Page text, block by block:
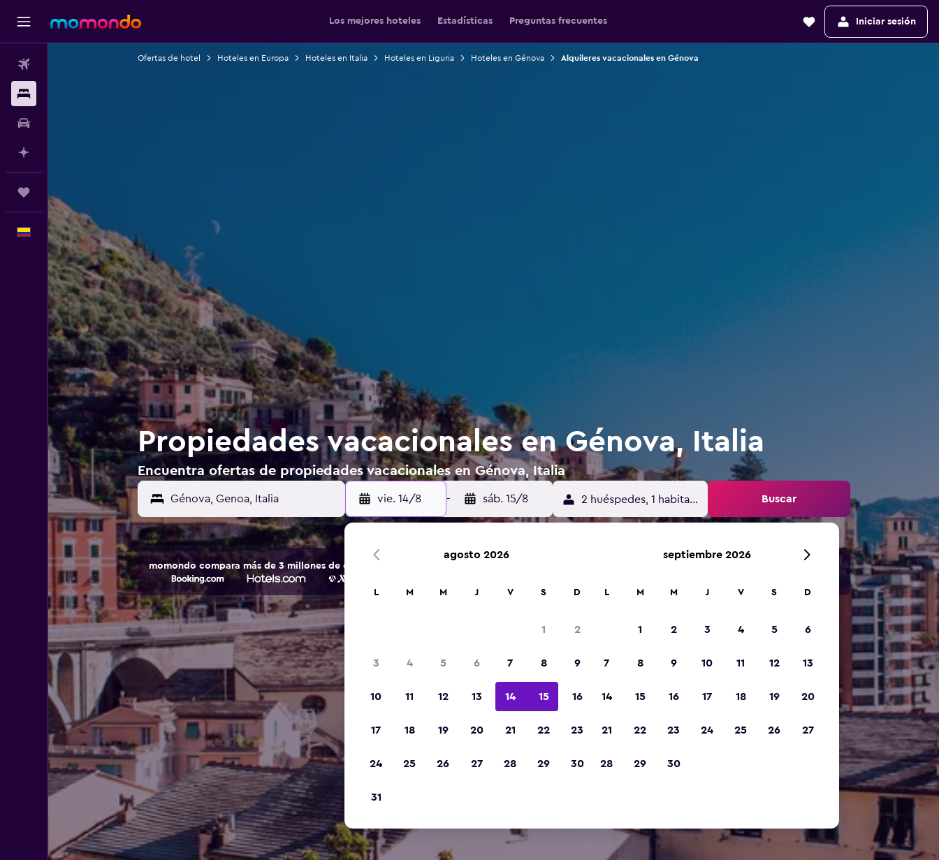
Los mejores hoteles Estadísticas Preguntas frecuentes Iniciar sesión
Español
Ofertas de hotel Hoteles en Europa Hoteles en Italia Hoteles en Liguria Hoteles en Génova Alquileres vacacionales en Génova
Propiedades vacacionales en Génova, Italia
Encuentra ofertas de propiedades vacacionales en Génova, Italia
Génova, Genoa, Italia vie. 14/8 - sáb. 15/8 2 huéspedes, 1 habitación Buscar
momondo compara más de 3 millones de opciones de hoteles y alojamientos.
agosto 2026
L M M J V S D
1 2
3 4 5 6 7 8 9
10 11 12 13 14 15 16
17 18 19 20 21 22 23
24 25 26 27 28 29 30
31
septiembre 2026
L M M J V S D
1 2 3 4 5 6
7 8 9 10 11 12 13
14 15 16 17 18 19 20
21 22 23 24 25 26 27
28 29 30